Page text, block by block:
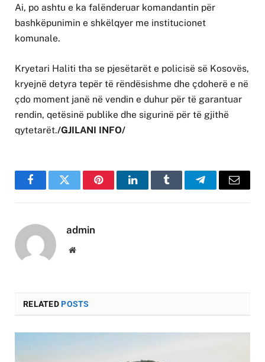
Ai, po ashtu e ka falënderuar komandantin për
bashkëpunimin e shkëlqyer me institucionet
komunale.
Kryetari Haliti tha se pjesëtarët e policisë së Kosovës,
kryejnë detyra tepër të rëndësishme dhe çdoherë e në
çdo moment janë në vendin e duhur për të garantuar
rendin, qetësinë publike dhe sigurinë për të gjithë
qytetarët./GJILANI INFO/
FacebookTwitter PinterestLinkedInTumblr TelegramEmail
admin
Website
RELATEDPOSTS